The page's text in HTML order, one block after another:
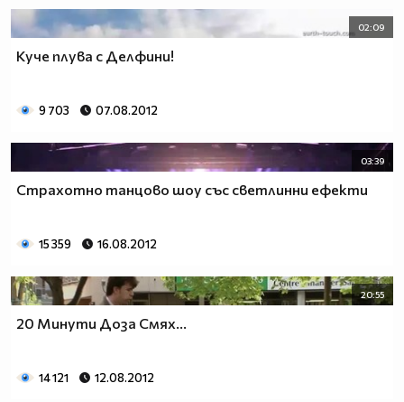
02:09
Куче плува с Делфини!
9 703 07.08.2012
03:39
Страхотно танцово шоу със светлинни ефекти
15 359 16.08.2012
20:55
20 Минути Доза Смях...
14 121 12.08.2012